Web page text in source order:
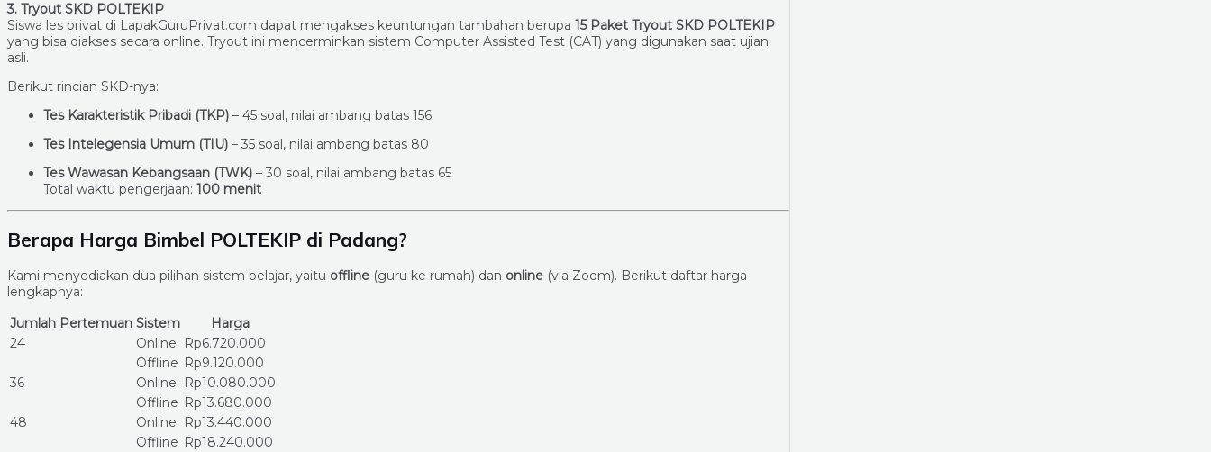
3. Tryout SKD POLTEKIP
Siswa les privat di LapakGuruPrivat.com dapat mengakses keuntungan tambahan berupa 15 Paket Tryout SKD POLTEKIP
yang bisa diakses secara online. Tryout ini mencerminkan sistem Computer Assisted Test (CAT) yang digunakan saat ujian
asli.
Berikut rincian SKD-nya:
Tes Karakteristik Pribadi (TKP) – 45 soal, nilai ambang batas 156
Tes Intelegensia Umum (TIU) – 35 soal, nilai ambang batas 80
Tes Wawasan Kebangsaan (TWK) – 30 soal, nilai ambang batas 65
Total waktu pengerjaan: 100 menit
Berapa Harga Bimbel POLTEKIP di Padang?
Kami menyediakan dua pilihan sistem belajar, yaitu offline (guru ke rumah) dan online (via Zoom). Berikut daftar harga
lengkapnya:
Jumlah Pertemuan Sistem
Harga
24
Online
Rp6.720.000
Offline Rp9.120.000
36
Online
Rp10.080.000
Offline Rp13.680.000
48
Online
Rp13.440.000
Offline Rp18.240.000